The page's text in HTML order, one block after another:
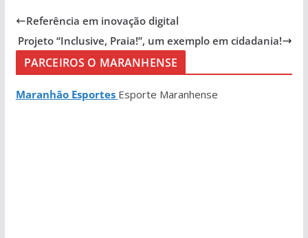
Referência em inovação digital
Projeto “Inclusive, Praia!”, um exemplo em cidadania!
PARCEIROS O MARANHENSE
Maranhão Esportes Esporte Maranhense